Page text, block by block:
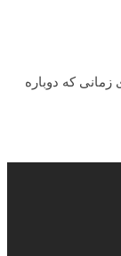
زمانی که دوباره